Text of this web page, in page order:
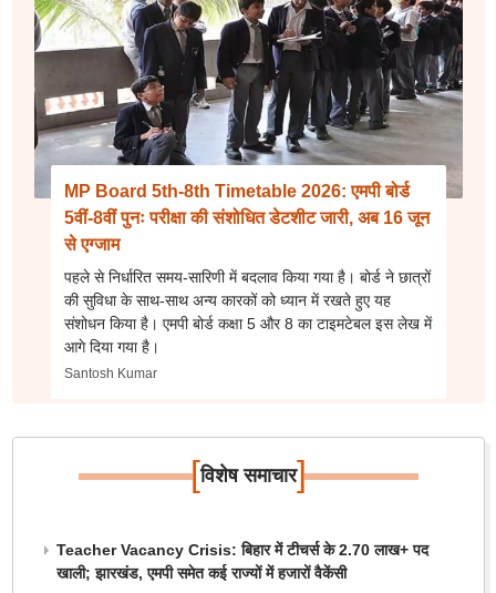
MP Board 5th-8th Timetable 2026: एमपी बोर्ड
5वीं-8वीं पुनः परीक्षा की संशोधित डेटशीट जारी, अब 16 जून
से एग्जाम
पहले से निर्धारित समय-सारिणी में बदलाव किया गया है। बोर्ड ने छात्रों
की सुविधा के साथ-साथ अन्य कारकों को ध्यान में रखते हुए यह
संशोधन किया है। एमपी बोर्ड कक्षा 5 और 8 का टाइमटेबल इस लेख में
आगे दिया गया है।
Santosh Kumar
[विशेष समाचार]
Teacher Vacancy Crisis: बिहार में टीचर्स के 2.70 लाख+ पद
खाली; झारखंड, एमपी समेत कई राज्यों में हजारों वैकेंसी